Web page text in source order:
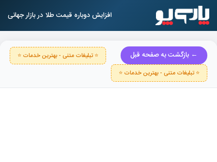
افزایش دوباره قیمت طلا در بازار جهانی
← بازگشت به صفحه قبل
⭐ تبلیغات متنی - بهترین خدمات ⭐
⭐ تبلیغات متنی - بهترین خدمات ⭐